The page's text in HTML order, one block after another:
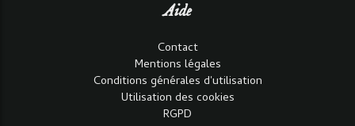
Aide
Contact
Mentions légales
Conditions générales d'utilisation
Utilisation des cookies
RGPD